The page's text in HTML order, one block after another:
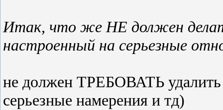
Итак, что же НЕ должен
настроенный на серьезные
не должен ТРЕБОВАТЬ удалить
серьезные намерения и тд)